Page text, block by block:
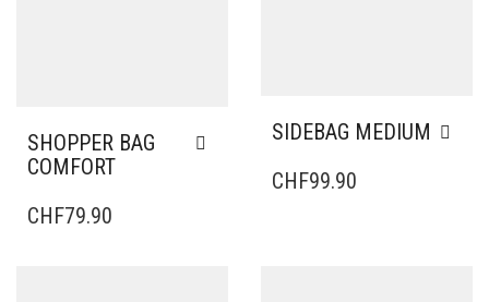
SHOPPER BAG
COMFORT
CHF79.90
SIDEBAG MEDIUM
CHF99.90